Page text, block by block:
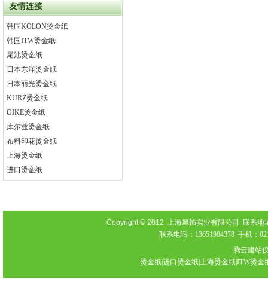
友情连接
韩国KOLON烫金纸
韩国ITW烫金纸
尾池烫金纸
日本东洋烫金纸
日本丽光烫金纸
KURZ烫金纸
OIKE烫金纸
库尔兹烫金纸
布料印花烫金纸
上海烫金纸
进口烫金纸
Copyright © 2012 上海旭饰实业有限公司 联系地
联系电话：13651984378 手机：
腾云建站
烫金纸|进口烫金纸|上海烫金纸|ITW烫